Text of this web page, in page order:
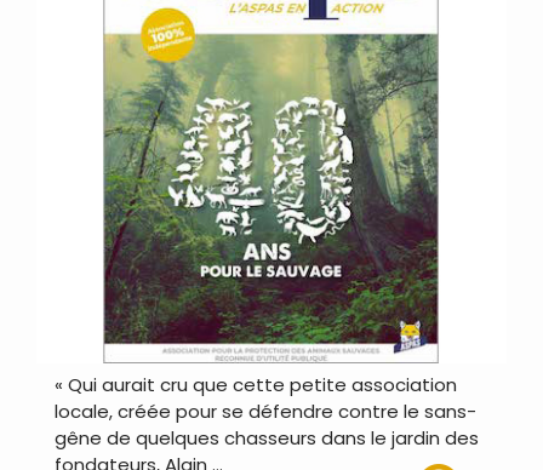
« Qui aurait cru que cette petite association
locale, créée pour se défendre contre le sans-
gêne de quelques chasseurs dans le jardin des
fondateurs, Alain …